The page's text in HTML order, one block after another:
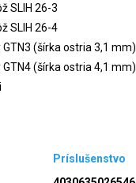
SLIH 26-3
SLIH 26-4
(šírka ostria 3,1 mm)
(šírka ostria 4,1 mm)
Príslušenstvo